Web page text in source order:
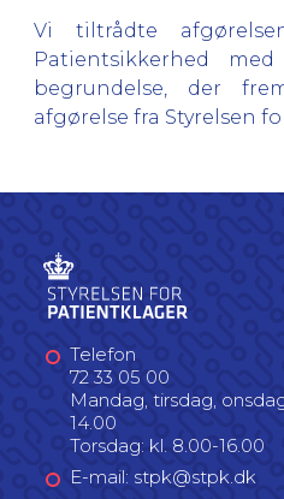
Vi tiltrådte
Patientsikkerhed
begrundelse, der
afgørelse fra Styrelsen
Telefon
72 33 05 00
Mandag, tirsdag,
14.00
Torsdag: kl. 8.00-16.00
E-mail: stpk@stpk.dk